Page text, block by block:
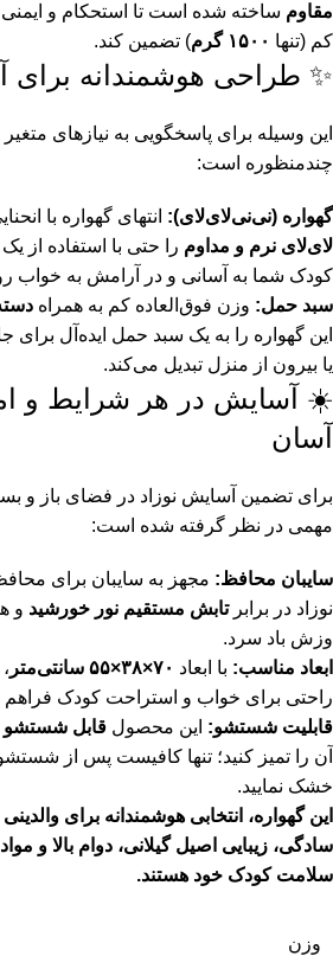
مقاوم ساخته شده است تا استحکام و ایمنی
کم (تنها ۱۵۰۰ گرم ) تضمین کند.
✨ طراحی هوشمندانه برای
این وسیله برای پاسخگویی به نیازهای
چندمنظوره است:
گهواره (نی‌نی‌لای‌لای): انتهای گهواره با
لای‌لای نرم و مداوم را حتی با استفاده از
کودک شما به آسانی و در آرامش به خواب
سبد حمل: وزن فوق‌العاده کم به همراه
این گهواره را به یک سبد حمل ایده‌آل برای
یا بیرون از منزل تبدیل می‌کند.
☀️ آسایش در هر شرایط و
آسان
برای تضمین آسایش نوزاد در فضای باز و
مهمی در نظر گرفته شده است:
سایبان محافظ: مجهز به سایبان برای
نوزاد در برابرتابش مستقیم نور خورشید و
وزش باد سرد.
ابعاد مناسب: با ابعاد ۷۰×۳۸×۵۵ سانتی‌متر
راحتی برای خواب و استراحت کودک فراهم
قابلیت شستشو: این محصول قابل شستشو
آن را تمیز کنید؛ تنها کافیست پس از
خشک نمایید.
این گهواره، انتخابی هوشمندانه برای
سلامت کودک خود هستند.
وزن